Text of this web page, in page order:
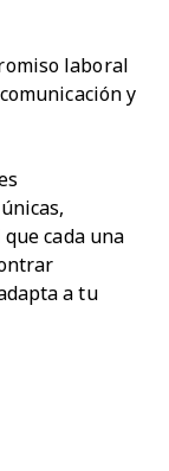
laboral
y
cada una
a tu